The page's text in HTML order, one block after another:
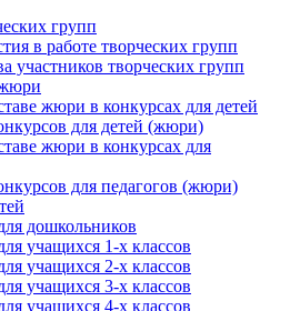
групп
в работе творческих групп
участников творческих групп
жюри
жюри в конкурсах для детей
для детей (жюри)
жюри в конкурсах для
для педагогов (жюри)
дошкольников
учащихся 1-х классов
учащихся 2-х классов
учащихся 3-х классов
учащихся 4-х классов